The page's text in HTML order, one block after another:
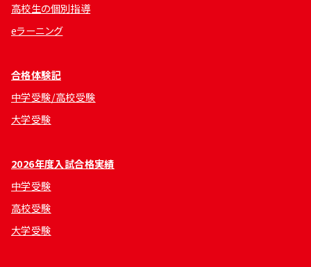
高校生の個別指導
eラーニング
合格体験記
中学受験/高校受験
大学受験
2026年度入試合格実績
中学受験
高校受験
大学受験